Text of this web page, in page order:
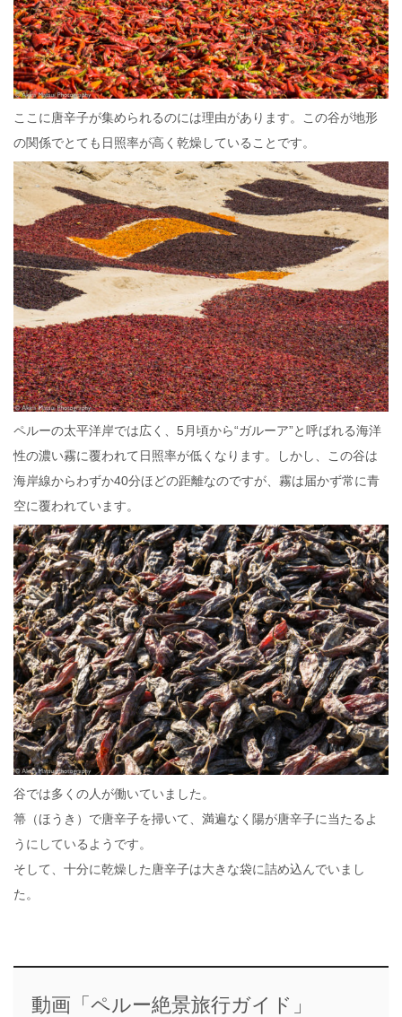
ここに唐辛子が集められるのには理由があります。この谷が地形
の関係でとても日照率が高く乾燥していることです。
ペルーの太平洋岸では広く、5月頃から“ガルーア”と呼ばれる海洋
性の濃い霧に覆われて日照率が低くなります。しかし、この谷は
海岸線からわずか40分ほどの距離なのですが、霧は届かず常に青
空に覆われています。
谷では多くの人が働いていました。
箒（ほうき）で唐辛子を掃いて、満遍なく陽が唐辛子に当たるよ
うにしているようです。
そして、十分に乾燥した唐辛子は大きな袋に詰め込んでいまし
た。
動画「ペルー絶景旅行ガイド」